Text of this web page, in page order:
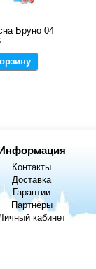
Бруно 04
Контакты
Доставка
Гарантии
Партнёры
кабинет